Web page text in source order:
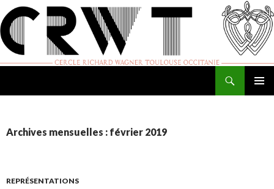
Archives mensuelles : février 2019
REPRÉSENTATIONS